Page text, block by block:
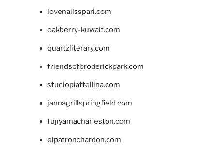
lovenailsspari.com
oakberry-kuwait.com
quartzliterary.com
friendsofbroderickpark.com
studiopiattellina.com
jannagrillspringfield.com
fujiyamacharleston.com
elpatronchardon.com